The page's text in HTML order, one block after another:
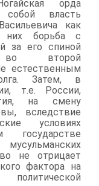
орда
власть
как
них борьба с
за его спиной
во второй
естественным
Затем, в
т.е. России,
на смену
вследствие
условиях
не отрицает
фактора на